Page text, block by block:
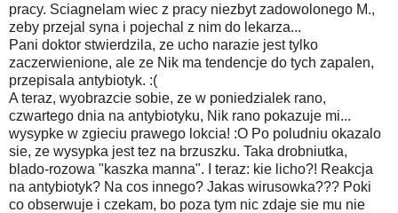
pracy. Sciagnelam wiec z pracy niezbyt zadowolonego M.,
zeby przejal syna i pojechal z nim do lekarza...
Pani doktor stwierdzila, ze ucho narazie jest tylko
zaczerwienione, ale ze Nik ma tendencje do tych zapalen,
przepisala antybiotyk. :(
A teraz, wyobrazcie sobie, ze w poniedzialek rano,
czwartego dnia na antybiotyku, Nik rano pokazuje mi...
wysypke w zgieciu prawego lokcia! :O Po poludniu okazalo
sie, ze wysypka jest tez na brzuszku. Taka drobniutka,
blado-rozowa "kaszka manna". I teraz: kie licho?! Reakcja
na antybiotyk? Na cos innego? Jakas wirusowka??? Poki
co obserwuje i czekam, bo poza tym nic zdaje sie mu nie